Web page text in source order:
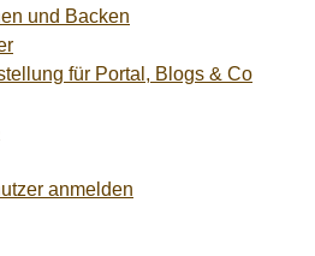
und Backen
für Portal, Blogs & Co
anmelden